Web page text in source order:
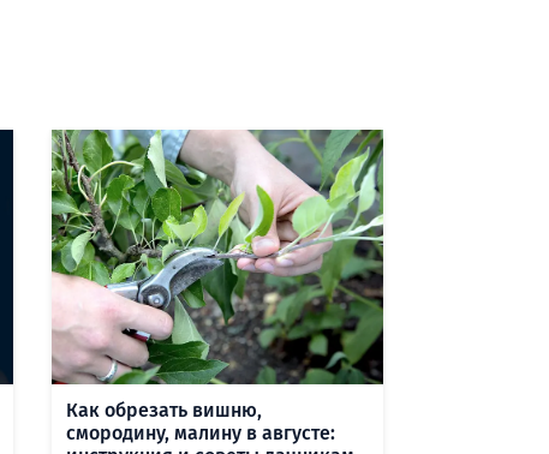
Как обрезать вишню,
смородину, малину в августе: